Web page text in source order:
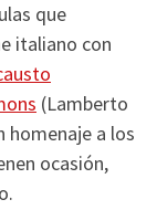
que
italiano con
(Lamberto
homenaje a los
ocasión,